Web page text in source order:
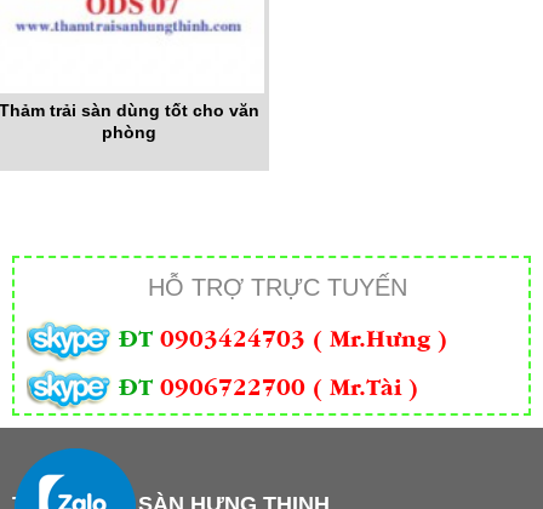
Thảm trải sàn dùng tốt cho văn
phòng
HỖ TRỢ TRỰC TUYẾN
ĐT 0903424703 ( Mr.Hưng )
ĐT 0906722700 ( Mr.Tài )
THẢM TRẢI SÀN HƯNG THỊNH